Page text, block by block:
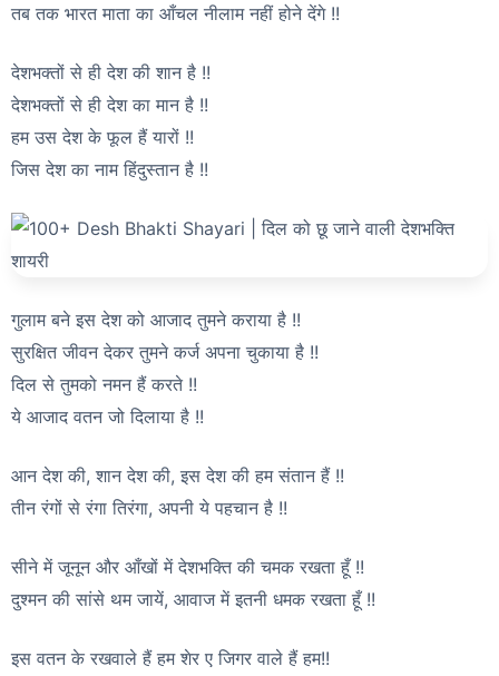
तब तक भारत माता का आँचल नीलाम नहीं होने देंगे !!
देशभक्तों से ही देश की शान है !!
देशभक्तों से ही देश का मान है !!
हम उस देश के फूल हैं यारों !!
जिस देश का नाम हिंदुस्तान है !!
गुलाम बने इस देश को आजाद तुमने कराया है !!
सुरक्षित जीवन देकर तुमने कर्ज अपना चुकाया है !!
दिल से तुमको नमन हैं करते !!
ये आजाद वतन जो दिलाया है !!
आन देश की, शान देश की, इस देश की हम संतान हैं !!
तीन रंगों से रंगा तिरंगा, अपनी ये पहचान है !!
सीने में जूनून और आँखों में देशभक्ति की चमक रखता हूँ !!
दुश्मन की सांसे थम जायें, आवाज में इतनी धमक रखता हूँ !!
इस वतन के रखवाले हैं हम शेर ए जिगर वाले हैं हम!!